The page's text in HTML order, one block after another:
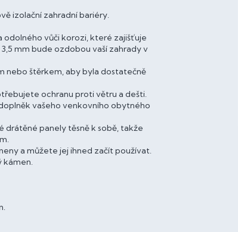
izolační zahradní bariéry.
vůči korozi, které zajišťuje
mm bude ozdobou vaší zahrady v
nebo štěrkem, aby byla dostatečně
ochranu proti větru a dešti.
vašeho venkovního obytného
drátěné panely těsně k sobě, takže
a můžete jej ihned začít používat.
kámen.